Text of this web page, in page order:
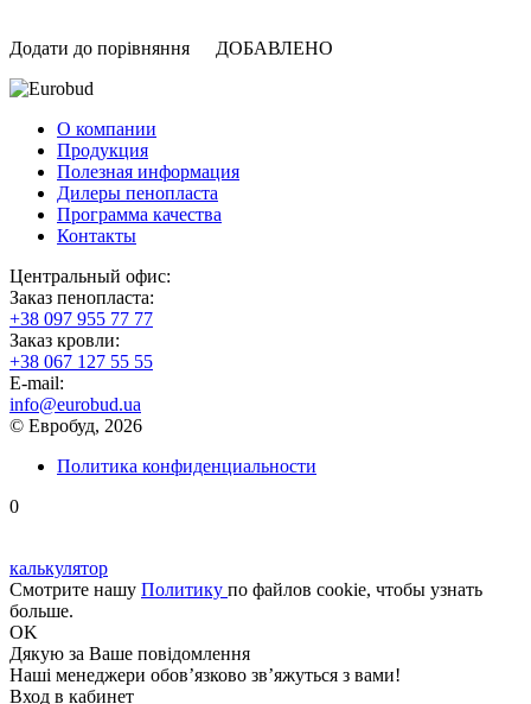
Додати до порівняння ДОБАВЛЕНО
О компании
Продукция
Полезная информация
Дилеры пенопласта
Программа качества
Контакты
Центральный офис:
Заказ пенопласта:
+38 097 955 77 77
Заказ кровли:
+38 067 127 55 55
Е-mail:
info@eurobud.ua
© Евробуд, 2026
Политика конфиденциальности
0
калькулятор
Смотрите нашу Политику по файлов cookie, чтобы узнать
больше.
OK
Дякую за Ваше повідомлення
Наші менеджери обов’язково зв’яжуться з вами!
Вход в кабинет